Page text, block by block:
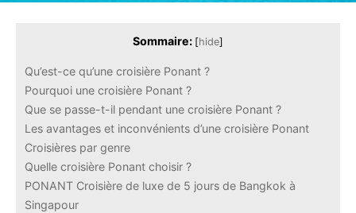
Sommaire: [hide]
Qu’est-ce qu’une croisière Ponant ?
Pourquoi une croisière Ponant ?
Que se passe-t-il pendant une croisière Ponant ?
Les avantages et inconvénients d’une croisière Ponant
Croisières par genre
Quelle croisière Ponant choisir ?
PONANT Croisière de luxe de 5 jours de Bangkok à
Singapour